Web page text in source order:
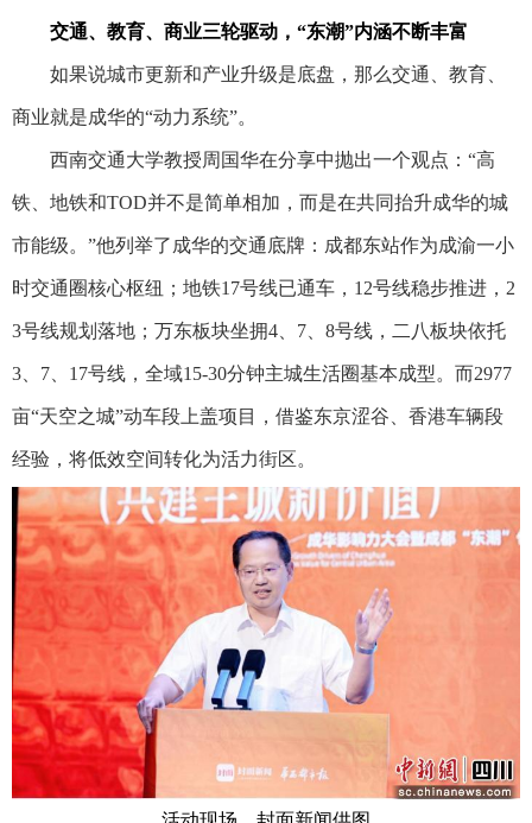
交通、教育、商业三轮驱动，“东潮”内涵不断丰富
如果说城市更新和产业升级是底盘，那么交通、教育、
商业就是成华的“动力系统”。
西南交通大学教授周国华在分享中抛出一个观点：“高
铁、地铁和TOD并不是简单相加，而是在共同抬升成华的城
市能级。”他列举了成华的交通底牌：成都东站作为成渝一小
时交通圈核心枢纽；地铁17号线已通车，12号线稳步推进，2
3号线规划落地；万东板块坐拥4、7、8号线，二八板块依托
3、7、17号线，全域15-30分钟主城生活圈基本成型。而2977
亩“天空之城”动车段上盖项目，借鉴东京涩谷、香港车辆段
经验，将低效空间转化为活力街区。